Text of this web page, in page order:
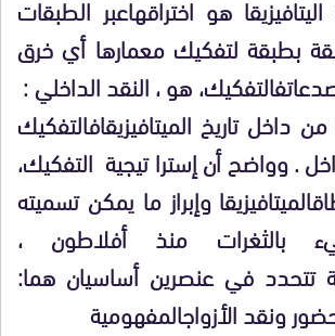
هو اختراقهاعبر الطبقات
بطبقة لتفكيك معمارها أي خرق
فالتفكيك، هو ، النقد الداخلي :
من داخل تاريخ الميتافيزيقافالتفكيك
.وواضح أن إسترا تيجية التفكيك،
الميتافيزيقا وإبراز ما يمكن تسميته
بالثغرات منذ أفلاطون ،
تتحدد في عنصرين أساسيان هما:
ونقد الأزواجالمفهومية